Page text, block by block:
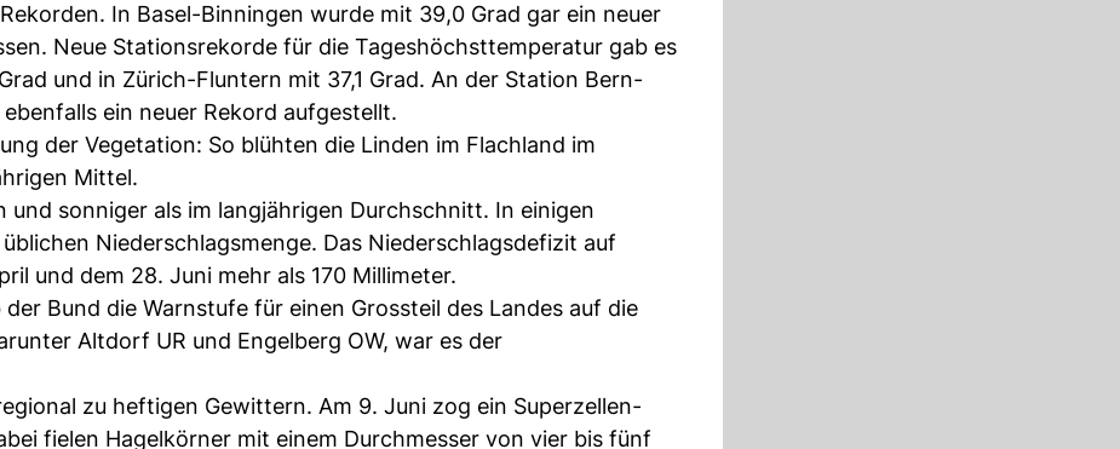
In Basel-Binningen wurde mit 39,0 Grad gar ein neuer
Neue Stationsrekorde für die Tageshöchsttemperatur gab es
und in Zürich-Fluntern mit 37,1 Grad. An der Station Bern-
ein neuer Rekord aufgestellt.
der Vegetation: So blühten die Linden im Flachland im
Mittel.
sonniger als im langjährigen Durchschnitt. In einigen
Niederschlagsmenge. Das Niederschlagsdefizit auf
und dem 28. Juni mehr als 170 Millimeter.
Bund die Warnstufe für einen Grossteil des Landes auf die
Altdorf UR und Engelberg OW, war es der
zu heftigen Gewittern. Am 9. Juni zog ein Superzellen-
fielen Hagelkörner mit einem Durchmesser von vier bis fünf